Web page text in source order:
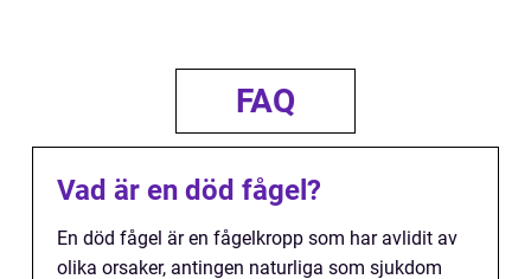
FAQ
Vad är en död fågel?
En död fågel är en fågelkropp som har avlidit av
olika orsaker, antingen naturliga som sjukdom